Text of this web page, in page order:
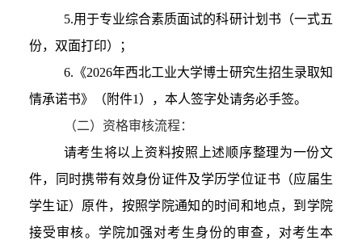
5.用于专业综合素质面试的科研计划书（一式五
份，双面打印）
；
6.《2026年西北工业大学博士研究生招生录取知
情承诺书》（附件1），本人签字处请务必手签。
（二） 资格审核流程：
请考生将以上资料按照上述顺序整理为一份文
件，同时携带有效身份证件及学历学位证书（应届生
学生证）原件，按照学院通知的时间和地点， 到 学院
接受审核。学院加强对考生身份的审查 ， 对考生本